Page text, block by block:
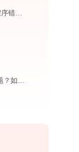
税控发票开票MainExecuteS.exe应用程序错误0xc000000d解决方法
(2026最新) 得实5400H打印机连接问题？如何解决 -金山毒霸